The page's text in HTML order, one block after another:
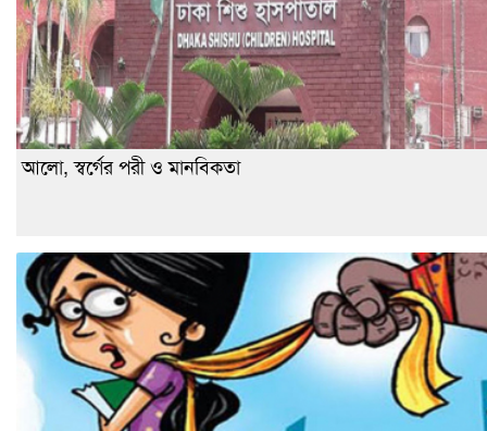
আলো, স্বর্গের পরী ও মানবিকতা